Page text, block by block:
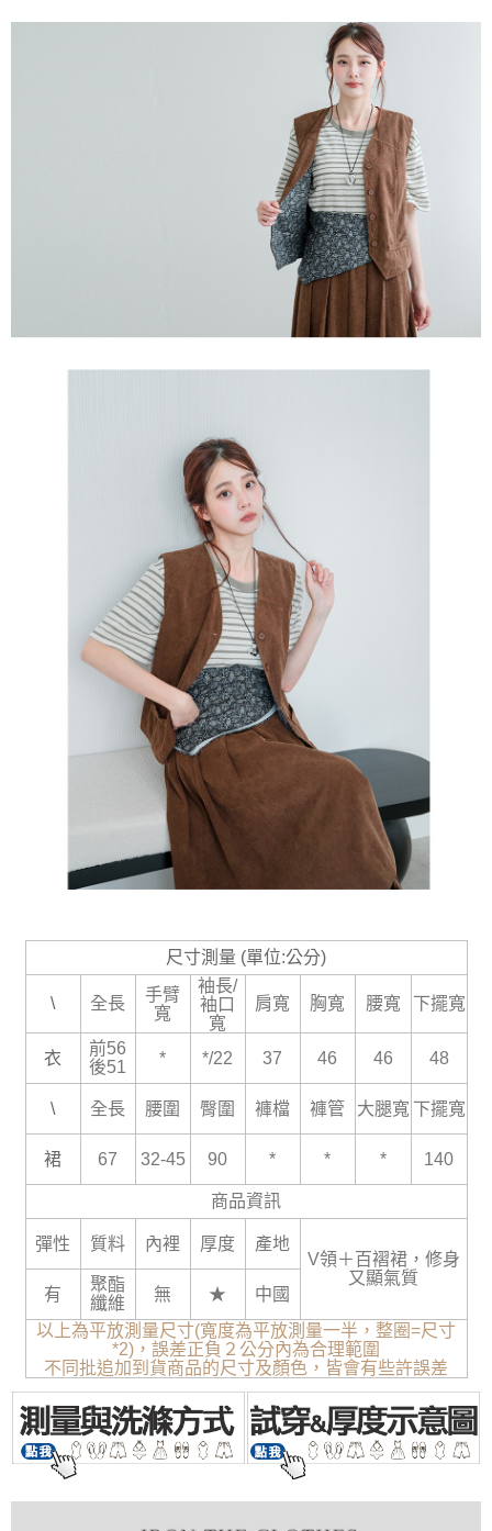
尺寸測量 (單位:公分)
\ 全長
手臂
寬
袖長/
袖口
寬
肩寬 胸寬 腰寬 下擺寬
衣
前56
後51
* */22 37 46 46 48
\ 全長 腰圍 臀圍 褲檔 褲管 大腿寬 下擺寬
裙 67 32-45 90 * * * 140
商品資訊
彈性 質料 內裡 厚度
產地
V領＋百褶裙，修身
又顯氣質
有
聚酯
纖維
無 ★
中國
以上為平放測量尺寸(寬度為平放測量一半，整圈=尺寸
*2)，誤差正負２公分內為合理範圍
不同批追加到貨商品的尺寸及顏色，皆會有些許誤差